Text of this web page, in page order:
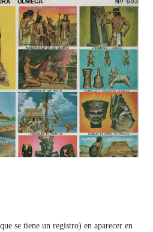
se tiene un registro) en aparecer en